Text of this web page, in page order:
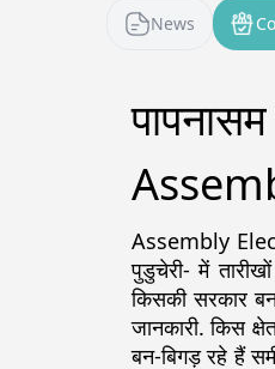
News
Assembly
पुडुचेरी- में
किसकी सरकार
जानकारी. किस
बन-बिगड़ रहे हैं